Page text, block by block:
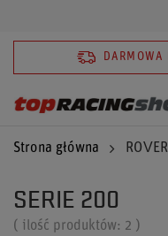
DARMOWA
Strona główna ROVER
SERIE 200
( ilość produktów: 2 )